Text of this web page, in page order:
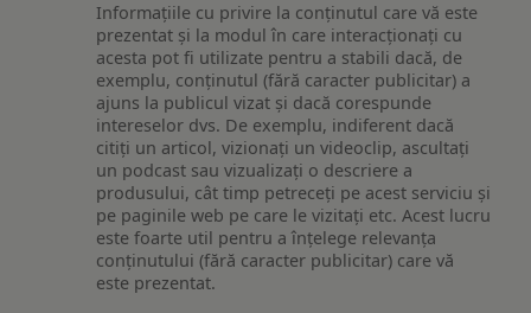
Informațiile cu privire la conținutul care vă este
prezentat și la modul în care interacționați cu
acesta pot fi utilizate pentru a stabili dacă, de
exemplu, conținutul (fără caracter publicitar) a
ajuns la publicul vizat și dacă corespunde
intereselor dvs. De exemplu, indiferent dacă
citiți un articol, vizionați un videoclip, ascultați
un podcast sau vizualizați o descriere a
produsului, cât timp petreceți pe acest serviciu și
pe paginile web pe care le vizitați etc. Acest lucru
este foarte util pentru a înțelege relevanța
conținutului (fără caracter publicitar) care vă
este prezentat.